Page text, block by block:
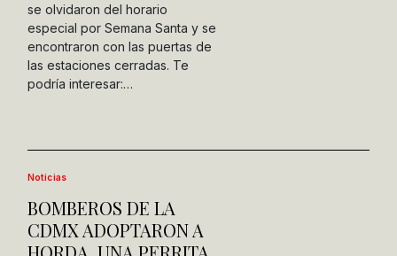
se olvidaron del horario
especial por Semana Santa y se
encontraron con las puertas de
las estaciones cerradas. Te
podría interesar:…
Noticias
BOMBEROS DE LA
CDMX ADOPTARON A